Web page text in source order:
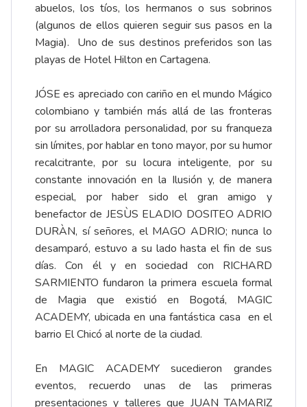
abuelos, los tíos, los hermanos o sus sobrinos
(algunos de ellos quieren seguir sus pasos en la
Magia). Uno de sus destinos preferidos son las
playas de Hotel Hilton en Cartagena.
JÓSE es apreciado con cariño en el mundo Mágico
colombiano y también más allá de las fronteras
por su arrolladora personalidad, por su franqueza
sin límites, por hablar en tono mayor, por su humor
recalcitrante, por su locura inteligente, por su
constante innovación en la Ilusión y, de manera
especial, por haber sido el gran amigo y
benefactor de JESÙS ELADIO DOSITEO ADRIO
DURÀN, sí señores, el MAGO ADRIO; nunca lo
desamparó, estuvo a su lado hasta el fin de sus
días. Con él y en sociedad con RICHARD
SARMIENTO fundaron la primera escuela formal
de Magia que existió en Bogotá, MAGIC
ACADEMY, ubicada en una fantástica casa en el
barrio El Chicó al norte de la ciudad.
En MAGIC ACADEMY sucedieron grandes
eventos, recuerdo unas de las primeras
presentaciones y talleres que JUAN TAMARIZ